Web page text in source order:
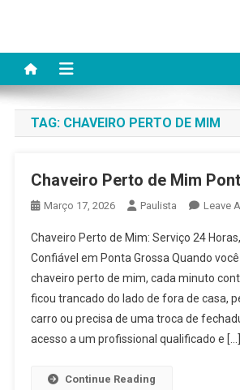
TAG: CHAVEIRO PERTO DE MIM
Chaveiro Perto de Mim
Março 17, 2026 Paulista Leave
Chaveiro Perto de Mim: Serviço 24
Confiável em Ponta Grossa Quando
chaveiro perto de mim, cada minuto
ficou trancado do lado de fora de casa,
carro ou precisa de uma troca de
acesso a um profissional qualificado e […]
Continue Reading